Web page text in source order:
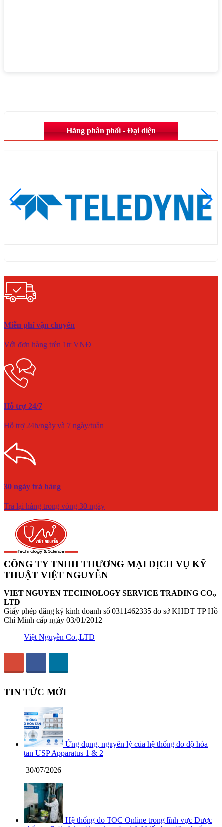
Hãng phân phối - Đại diện
Miễn phí vận chuyển
Với đơn hàng trên 1tr VNĐ
Hỗ trợ 24/7
Hỗ trợ 24h/ngày và 7 ngày/tuần
30 ngày trả hàng
Trả lại hàng trong vòng 30 ngày
CÔNG TY TNHH THƯƠNG MẠI DỊCH VỤ KỸ
THUẬT VIỆT NGUYỄN
VIET NGUYEN TECHNOLOGY SERVICE TRADING CO.,
LTD
Giấy phép đăng ký kinh doanh số 0311462335 do sở KHĐT TP Hồ
Chí Minh cấp ngày 03/01/2012
Việt Nguyễn Co.,LTD
TIN TỨC MỚI
Ứng dụng, nguyên lý của hệ thống đo độ hòa
tan USP Apparatus 1 & 2
30/07/2026
Hệ thống đo TOC Online trong lĩnh vực Dược